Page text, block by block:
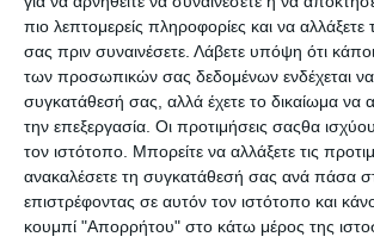
πιο λεπτομερείς πληροφορίες και να αλλάξετε
σας πριν συναινέσετε. Λάβετε υπόψη ότι
των προσωπικών σας δεδομένων ενδέχεται να
συγκατάθεσή σας, αλλά έχετε το δικαίωμα να
την επεξεργασία. Οι προτιμήσεις σαςθα
τον ιστότοπο. Μπορείτε να αλλάξετε τις
ανακαλέσετε τη συγκατάθεσή σας ανά πάσα
επιστρέφοντας σε αυτόν τον ιστότοπο και
κουμπί "Απορρήτου" στο κάτω μέρος της
Κατασκευαστές
Ενημερωτικό